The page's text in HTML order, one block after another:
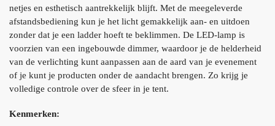
netjes en esthetisch aantrekkelijk blijft. Met de meegeleverde
afstandsbediening kun je het licht gemakkelijk aan- en uitdoen
zonder dat je een ladder hoeft te beklimmen. De LED-lamp is
voorzien van een ingebouwde dimmer, waardoor je de helderheid
van de verlichting kunt aanpassen aan de aard van je evenement
of je kunt je producten onder de aandacht brengen. Zo krijg je
volledige controle over de sfeer in je tent.
Kenmerken: